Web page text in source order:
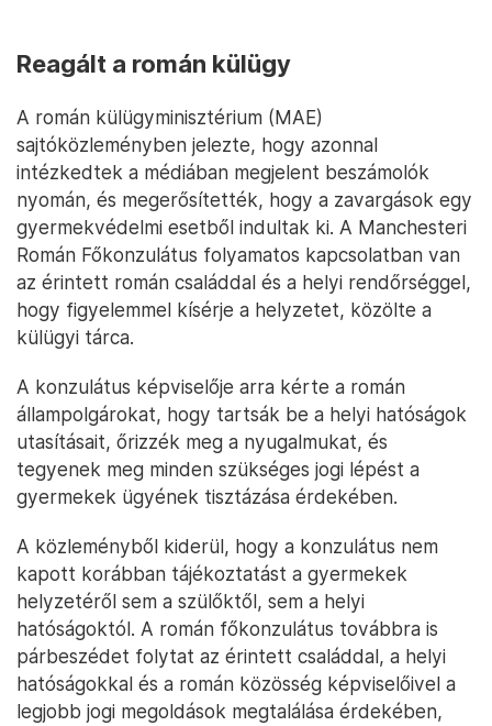
Reagált a román külügy
A román külügyminisztérium (MAE)
sajtóközleményben jelezte, hogy azonnal
intézkedtek a médiában megjelent beszámolók
nyomán, és megerősítették, hogy a zavargások egy
gyermekvédelmi esetből indultak ki. A Manchesteri
Román Főkonzulátus folyamatos kapcsolatban van
az érintett román családdal és a helyi rendőrséggel,
hogy figyelemmel kísérje a helyzetet, közölte a
külügyi tárca.
A konzulátus képviselője arra kérte a román
állampolgárokat, hogy tartsák be a helyi hatóságok
utasításait, őrizzék meg a nyugalmukat, és
tegyenek meg minden szükséges jogi lépést a
gyermekek ügyének tisztázása érdekében.
A közleményből kiderül, hogy a konzulátus nem
kapott korábban tájékoztatást a gyermekek
helyzetéről sem a szülőktől, sem a helyi
hatóságoktól. A román főkonzulátus továbbra is
párbeszédet folytat az érintett családdal, a helyi
hatóságokkal és a román közösség képviselőivel a
legjobb jogi megoldások megtalálása érdekében,